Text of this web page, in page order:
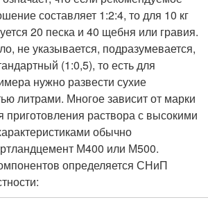
составляет 1:2:4, то для 10 кг
20 песка и 40 щебня или гравия.
не указывается, подразумевается,
(1:0,5), то есть для
нужно развести сухие
литрами. Многое зависит от марки
приготовления раствора с высокими
обычно
М400 или М500.
определяется СНиП